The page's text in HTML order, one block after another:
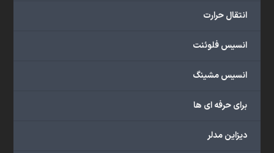
انتقال حرارت
انسیس فلوئنت
انسیس مشینگ
برای حرفه ای ها
دیزاین مدلر
هستند.
مجموعه
ما
خدمات
را
اهداف
پژوهشی،